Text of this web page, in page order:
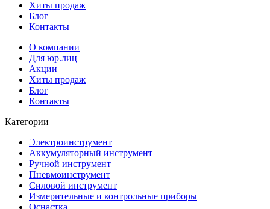
Хиты продаж
Блог
Контакты
О компании
Для юр.лиц
Акции
Хиты продаж
Блог
Контакты
Категории
Электроинструмент
Аккумуляторный инструмент
Ручной инструмент
Пневмоинструмент
Силовой инструмент
Измерительные и контрольные приборы